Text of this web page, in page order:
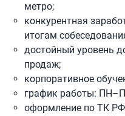
метро;
конкурентная
итогам
достойный уровень
продаж;
корпоративное
график работы:
оформление по ТК